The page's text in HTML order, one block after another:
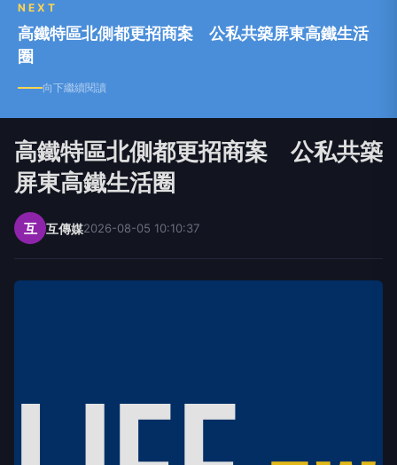
NEXT
高鐵特區北側都更招商案 公私共築屏東高鐵生活
圈
向下繼續閱讀
高鐵特區北側都更招商案 公私共築
屏東高鐵生活圈
互 互傳媒2026-08-05 10:10:37